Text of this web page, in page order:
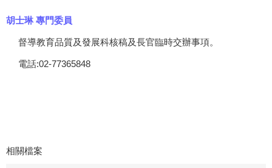
胡士琳 專門委員
督導教育品質及發展科核稿及長官臨時交辦事項。
電話:02-77365848
相關檔案